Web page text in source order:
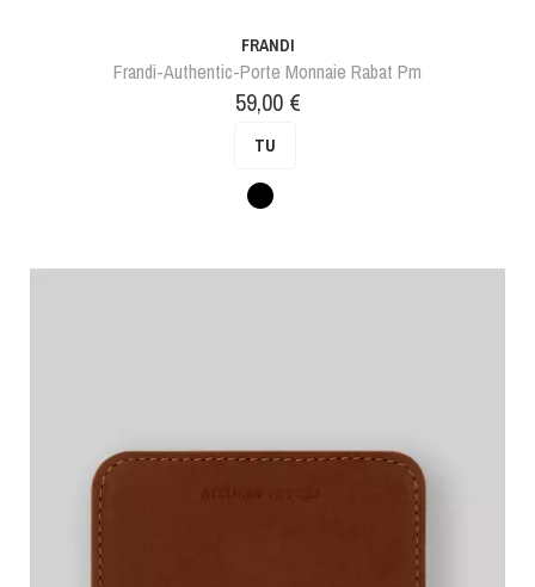
FRANDI
Frandi-Authentic-Porte Monnaie Rabat Pm
Prix
59,00 €
TU
Noir